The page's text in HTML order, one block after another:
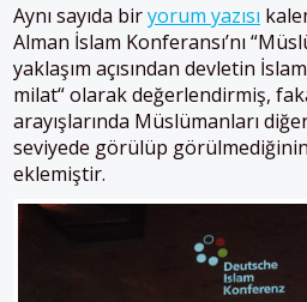
Aynı sayıda biryorum yazısı
Alman İslam Konferansı’nı
yaklaşım açısından devletin
milat“ olarak değerlendirmiş,
arayışlarında Müslümanları
seviyede görülüp
eklemiştir.